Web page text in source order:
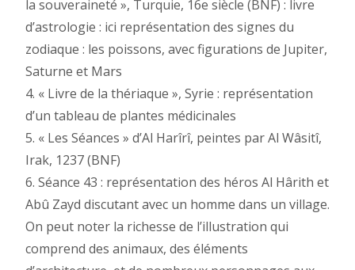
la souveraineté », Turquie, 16e siècle (BNF) : livre
d’astrologie : ici représentation des signes du
zodiaque : les poissons, avec figurations de Jupiter,
Saturne et Mars
4. « Livre de la thériaque », Syrie : représentation
d’un tableau de plantes médicinales
5. « Les Séances » d’Al Harîrî, peintes par Al Wâsitî,
Irak, 1237 (BNF)
6. Séance 43 : représentation des héros Al Hârith et
Abû Zayd discutant avec un homme dans un village.
On peut noter la richesse de l’illustration qui
comprend des animaux, des éléments